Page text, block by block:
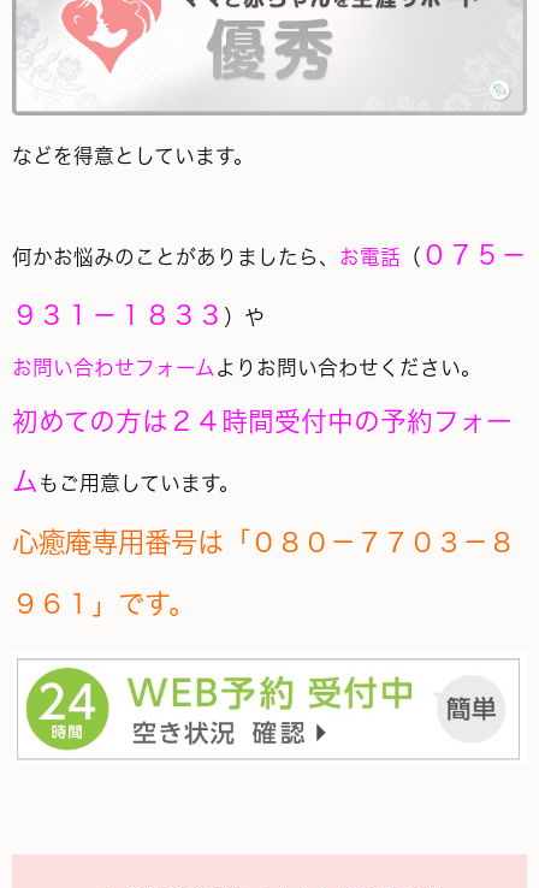
などを得意としています。
何かお悩みのことがありましたら、 お電話 （ ０７５－
９３１－１８３３ ）や
お問い合わせフォーム よりお問い合わせください。
初めての方は２４時間受付中の予約フォー
ム もご用意しています。
心癒庵専用番号は「０８０－７７０３－８
９６１」です。